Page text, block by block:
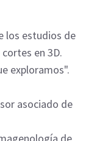
los estudios de
en 3D.
exploramos".
asociado de